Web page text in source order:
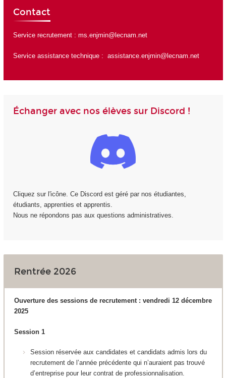
Contact
Service recrutement : ms.enjmin@lecnam.net
Service assistance technique : assistance.enjmin@lecnam.net
Échanger avec nos élèves sur Discord !
Cliquez sur l'icône. Ce Discord est géré par nos étudiantes,
étudiants, apprenties et apprentis.
Nous ne répondons pas aux questions administratives.
Rentrée 2026
Ouverture des sessions de recrutement : vendredi 12 décembre
2025
Session 1
Session réservée aux candidates et candidats admis lors du
recrutement de l’année précédente qui n’auraient pas trouvé
d’entreprise pour leur contrat de professionnalisation.